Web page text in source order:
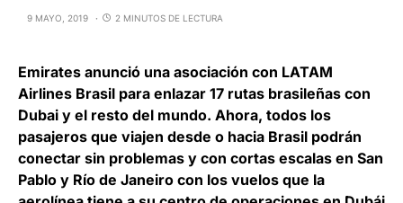
9 MAYO, 2019 2 MINUTOS DE LECTURA
Emirates anunció una asociación con LATAM
Airlines Brasil para enlazar 17 rutas brasileñas con
Dubai y el resto del mundo. Ahora, todos los
pasajeros que viajen desde o hacia Brasil podrán
conectar sin problemas y con cortas escalas en San
Pablo y Río de Janeiro con los vuelos que la